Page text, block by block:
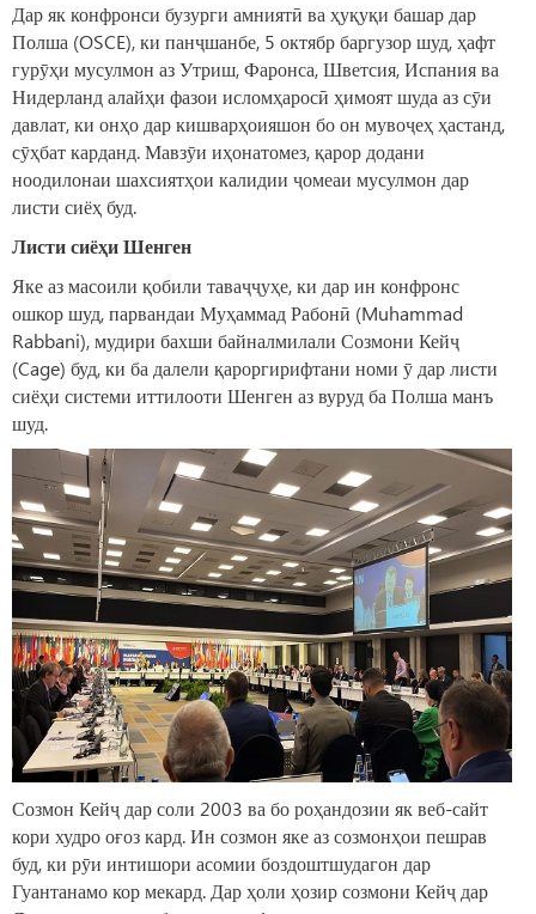
Дар як конфронси бузурги амниятӣ ва ҳуқуқи башар дар
Полша (OSCE), ки панҷшанбе, 5 октябр баргузор шуд, ҳафт
гурӯҳи мусулмон аз Утриш, Фаронса, Шветсия, Испания ва
Нидерланд алайҳи фазои исломҳаросӣ ҳимоят шуда аз сӯи
давлат, ки онҳо дар кишварҳоияшон бо он мувоҷеҳ ҳастанд,
сӯҳбат карданд. Мавзӯи иҳонатомез, қарор додани
ноодилонаи шахсиятҳои калидии ҷомеаи мусулмон дар
листи сиёҳ буд.
Листи сиёҳи Шенген
Яке аз масоили қобили таваҷҷуҳе, ки дар ин конфронс
ошкор шуд, парвандаи Муҳаммад Рабонӣ (Muhammad
Rabbani), мудири бахши байналмилали Созмони Кейҷ
(Cage) буд, ки ба далели қароргирифтани номи ӯ дар листи
сиёҳи системи иттилооти Шенген аз вуруд ба Полша манъ
шуд.
Созмон Кейҷ дар соли 2003 ва бо роҳандозии як веб-сайт
кори худро оғоз кард. Ин созмон яке аз созмонҳои пешрав
буд, ки рӯи интишори асомии боздоштшудагон дар
Гуантанамо кор мекард. Дар ҳоли ҳозир созмони Кейҷ дар